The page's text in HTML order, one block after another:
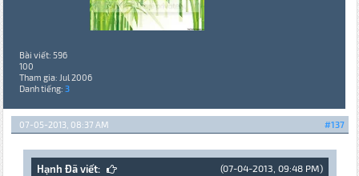
Bài viết: 596
100
Tham gia: Jul 2006
Danh tiếng: 3
#137
07-05-2013, 08:37 AM
(07-04-2013, 09:48 PM)
Hạnh Đã viết: